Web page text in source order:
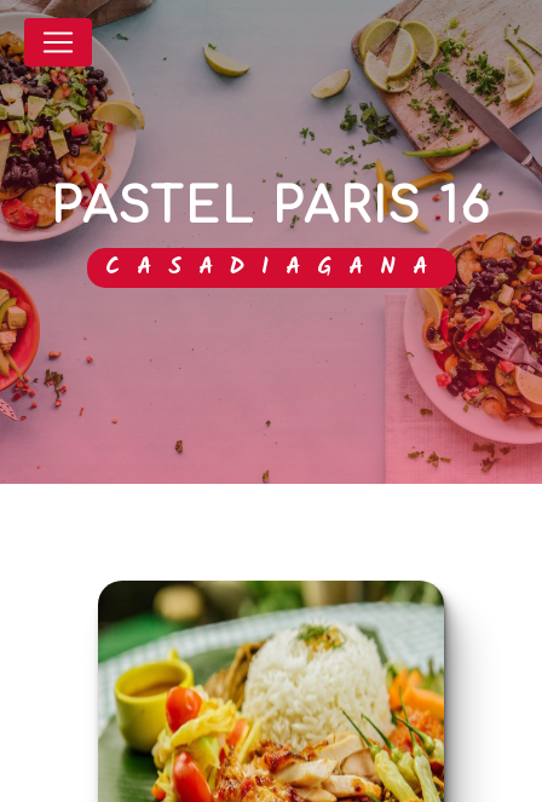
PASTEL PARIS 16
CASADIAGANA
Panneau de gestion des cookies